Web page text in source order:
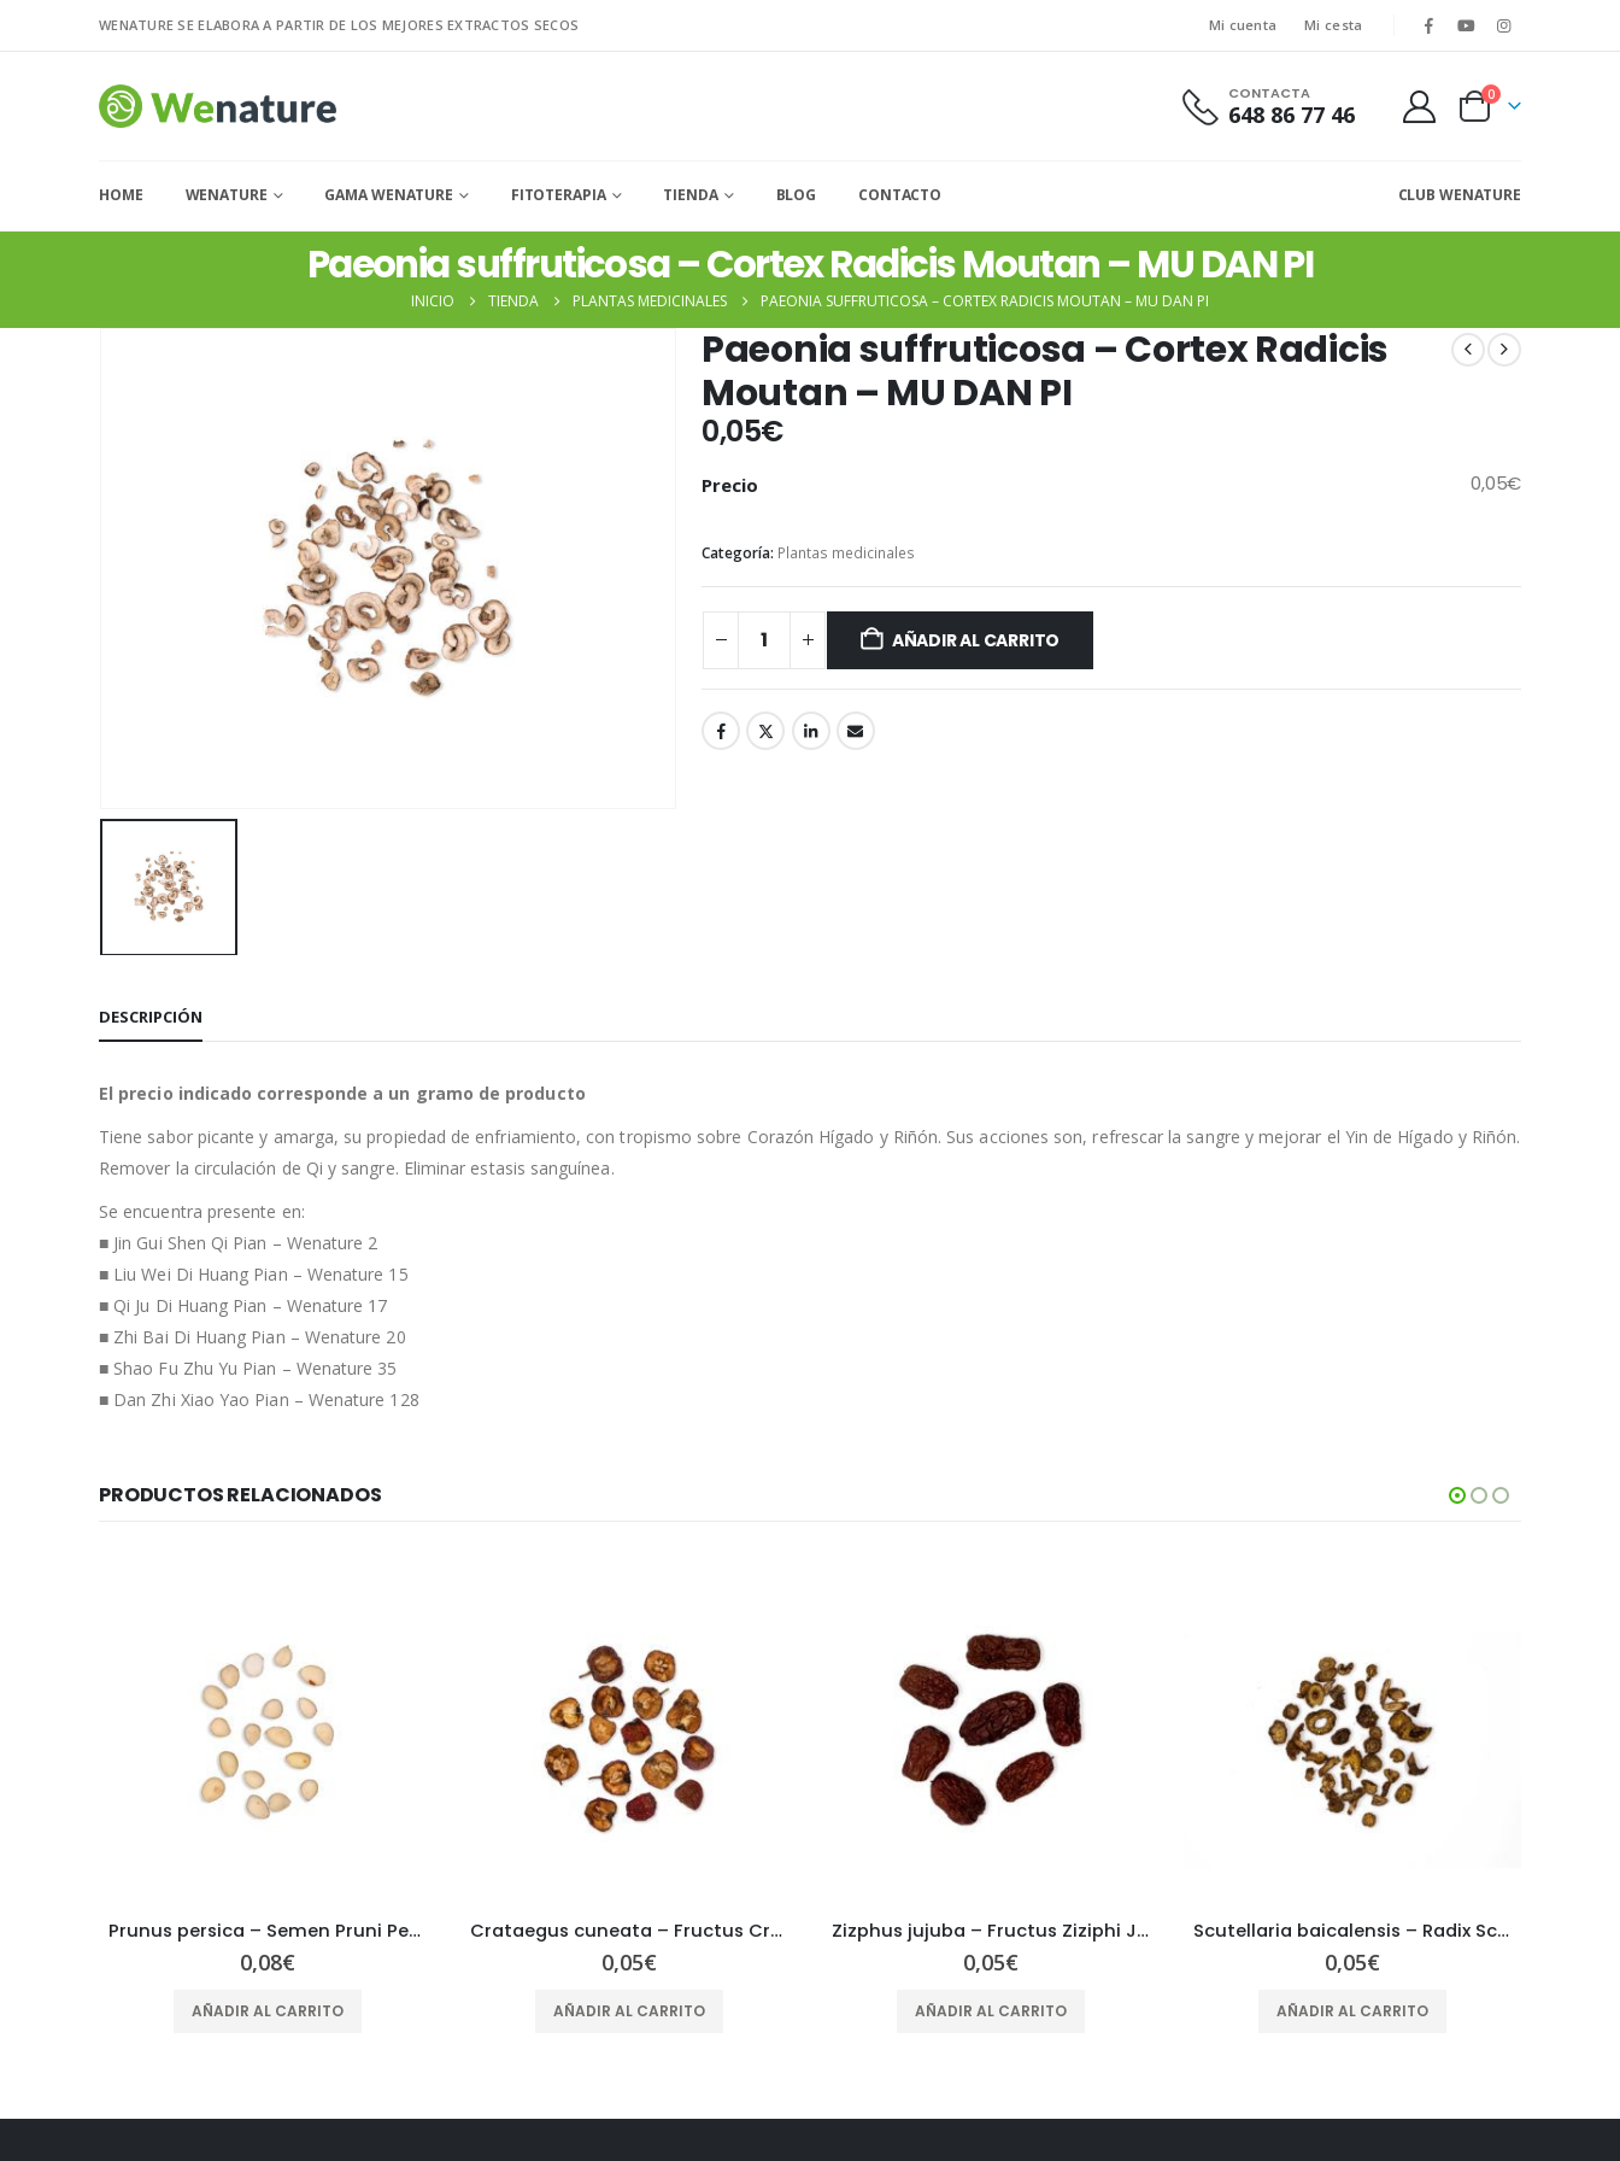
WENATURE SE ELABORA A PARTIR DE LOS MEJORES EXTRACTOS SECOS Mi cuenta Mi cesta
CONTACTA
648 86 77 46
0
HOME WENATURE GAMA WENATURE FITOTERAPIA TIENDA BLOG CONTACTO CLUB WENATURE
Paeonia suffruticosa – Cortex Radicis Moutan – MU DAN PI
INICIO TIENDA PLANTAS MEDICINALES PAEONIA SUFFRUTICOSA – CORTEX RADICIS MOUTAN – MU DAN PI
Paeonia suffruticosa – Cortex Radicis
Moutan – MU DAN PI
0,05€
Precio 0,05€
Categoría: Plantas medicinales
AÑADIR AL CARRITO
DESCRIPCIÓN
El precio indicado corresponde a un gramo de producto
Tiene sabor picante y amarga, su propiedad de enfriamiento, con tropismo sobre Corazón Hígado y Riñón. Sus acciones son, refrescar la sangre y mejorar el Yin de Hígado y Riñón.
Remover la circulación de Qi y sangre. Eliminar estasis sanguínea.
Se encuentra presente en:
■ Jin Gui Shen Qi Pian – Wenature 2
■ Liu Wei Di Huang Pian – Wenature 15
■ Qi Ju Di Huang Pian – Wenature 17
■ Zhi Bai Di Huang Pian – Wenature 20
■ Shao Fu Zhu Yu Pian – Wenature 35
■ Dan Zhi Xiao Yao Pian – Wenature 128
PRODUCTOS RELACIONADOS
Crataegus cuneata – Fructus Crataegi – SHAN ZHA
0,05€
AÑADIR AL CARRITO
Zizphus jujuba – Fructus Ziziphi Jujubae – DA ZAO
0,05€
AÑADIR AL CARRITO
Scutellaria baicalensis – Radix Scutellariae – HUANG QIN
0,05€
AÑADIR AL CARRITO
Phellodendron amurense HUANG BAI Cortex Phellodendri
0,06€
AÑADIR AL CARRITO